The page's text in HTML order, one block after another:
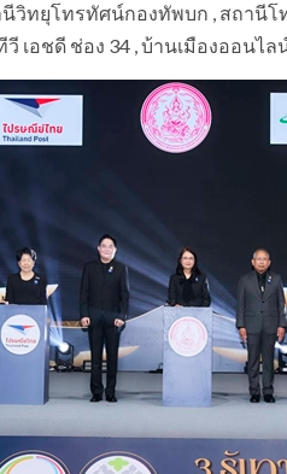
นีวิทยุโทรทัศน์กองทัพบก , สถานี
เอชดี ช่อง 34 , บ้านเมืองออนไล